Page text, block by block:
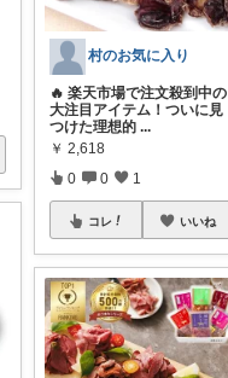
村のお気に入り
🔥 楽天市場で注文殺到中の
大注目アイテム！ついに見
つけた理想的 ...
￥ 2,618
0 0 1
コレ いいね